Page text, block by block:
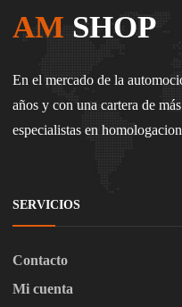
AM SHOP
En el mercado de la
años y con una cartera de
especialistas en
SERVICIOS
Contacto
Mi cuenta